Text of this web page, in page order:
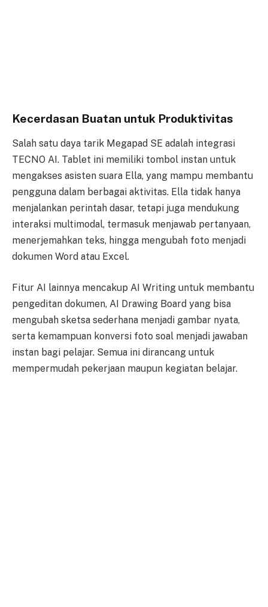
Kecerdasan Buatan untuk Produktivitas
Salah satu daya tarik Megapad SE adalah integrasi
TECNO AI. Tablet ini memiliki tombol instan untuk
mengakses asisten suara Ella, yang mampu membantu
pengguna dalam berbagai aktivitas. Ella tidak hanya
menjalankan perintah dasar, tetapi juga mendukung
interaksi multimodal, termasuk menjawab pertanyaan,
menerjemahkan teks, hingga mengubah foto menjadi
dokumen Word atau Excel.
Fitur AI lainnya mencakup AI Writing untuk membantu
pengeditan dokumen, AI Drawing Board yang bisa
mengubah sketsa sederhana menjadi gambar nyata,
serta kemampuan konversi foto soal menjadi jawaban
instan bagi pelajar. Semua ini dirancang untuk
mempermudah pekerjaan maupun kegiatan belajar.